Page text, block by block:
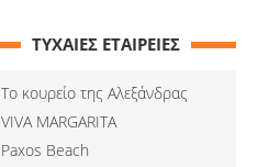
ΤΥΧΑΙΕΣ ΕΤΑΙΡΕΙΕΣ
Το κουρείο της Αλεξάνδρας
VIVA MARGARITA
Paxos Beach